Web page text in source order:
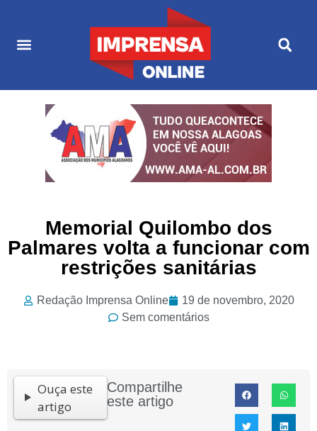
Memorial Quilombo dos
Palmares volta a funcionar com
restrições sanitárias
Redação Imprensa Online
19 de novembro, 2020
Sem comentários
Ouça este
artigo
Compartilhe
este artigo